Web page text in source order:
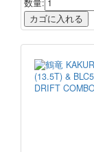
数量: